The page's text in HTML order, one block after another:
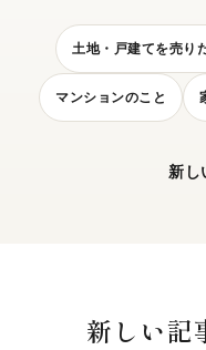
土地・戸建てを売り
マンションのこと
新し
新しい記